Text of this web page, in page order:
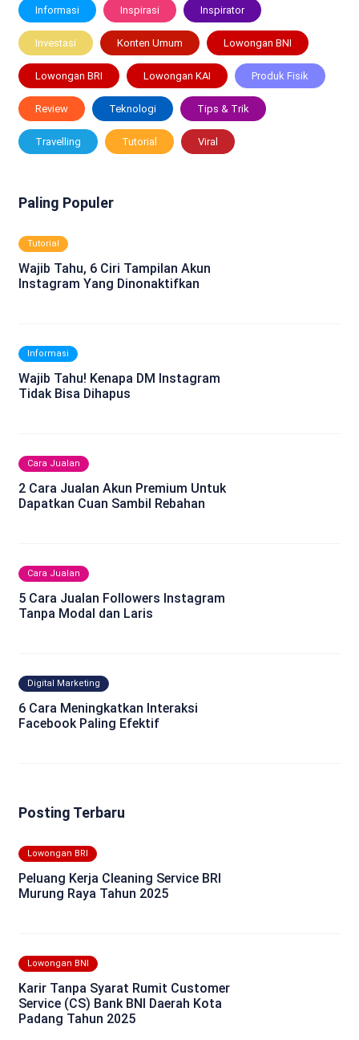
Informasi Inspirasi Inspirator
Investasi Konten Umum Lowongan BNI
Lowongan BRI Lowongan KAI Produk Fisik
Review Teknologi Tips & Trik
Travelling Tutorial Viral
Paling Populer
Tutorial
Wajib Tahu, 6 Ciri Tampilan Akun
Instagram Yang Dinonaktifkan
Informasi
Wajib Tahu! Kenapa DM Instagram
Tidak Bisa Dihapus
Cara Jualan
2 Cara Jualan Akun Premium Untuk
Dapatkan Cuan Sambil Rebahan
Cara Jualan
5 Cara Jualan Followers Instagram
Tanpa Modal dan Laris
Digital Marketing
6 Cara Meningkatkan Interaksi
Facebook Paling Efektif
Posting Terbaru
Lowongan BRI
Peluang Kerja Cleaning Service BRI
Murung Raya Tahun 2025
Lowongan BNI
Karir Tanpa Syarat Rumit Customer
Service (CS) Bank BNI Daerah Kota
Padang Tahun 2025